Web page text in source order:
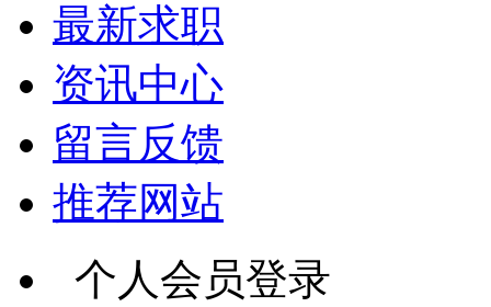
最新求职
资讯中心
留言反馈
推荐网站
个人会员登录